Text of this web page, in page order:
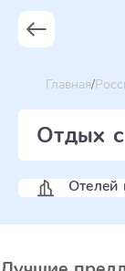
Главная
Отдых
Отелей